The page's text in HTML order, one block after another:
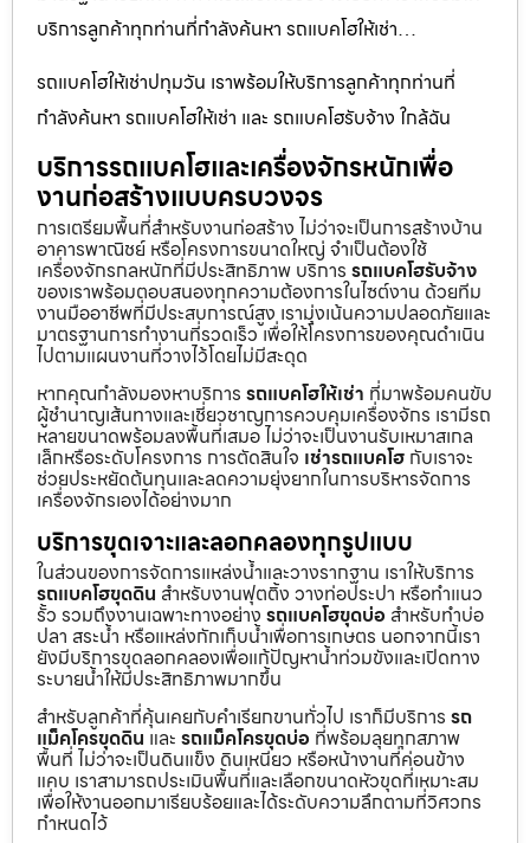
บริการลูกค้าทุกท่านที่กำลังค้นหา รถแบคโฮให้เช่า…
รถแบคโฮให้เช่าปทุมวัน เราพร้อมให้บริการลูกค้าทุกท่านที่
กำลังค้นหา รถแบคโฮให้เช่า และ รถแบคโฮรับจ้าง ใกล้ฉัน
บริการรถแบคโฮและเครื่องจักรหนักเพื่อ
งานก่อสร้างแบบครบวงจร
การเตรียมพื้นที่สำหรับงานก่อสร้าง ไม่ว่าจะเป็นการสร้างบ้าน
อาคารพาณิชย์ หรือโครงการขนาดใหญ่ จำเป็นต้องใช้
เครื่องจักรกลหนักที่มีประสิทธิภาพ บริการ รถแบคโฮรับจ้าง
ของเราพร้อมตอบสนองทุกความต้องการในไซต์งาน ด้วยทีม
งานมืออาชีพที่มีประสบการณ์สูง เรามุ่งเน้นความปลอดภัยและ
มาตรฐานการทำงานที่รวดเร็ว เพื่อให้โครงการของคุณดำเนิน
ไปตามแผนงานที่วางไว้โดยไม่มีสะดุด
หากคุณกำลังมองหาบริการ รถแบคโฮให้เช่า ที่มาพร้อมคนขับ
ผู้ชำนาญเส้นทางและเชี่ยวชาญการควบคุมเครื่องจักร เรามีรถ
หลายขนาดพร้อมลงพื้นที่เสมอ ไม่ว่าจะเป็นงานรับเหมาสเกล
เล็กหรือระดับโครงการ การตัดสินใจ เช่ารถแบคโฮ กับเราจะ
ช่วยประหยัดต้นทุนและลดความยุ่งยากในการบริหารจัดการ
เครื่องจักรเองได้อย่างมาก
บริการขุดเจาะและลอกคลองทุกรูปแบบ
ในส่วนของการจัดการแหล่งน้ำและวางรากฐาน เราให้บริการ
รถแบคโฮขุดดิน สำหรับงานฟุตติ้ง วางท่อประปา หรือทำแนว
รั้ว รวมถึงงานเฉพาะทางอย่าง รถแบคโฮขุดบ่อ สำหรับทำบ่อ
ปลา สระน้ำ หรือแหล่งกักเก็บน้ำเพื่อการเกษตร นอกจากนี้เรา
ยังมีบริการขุดลอกคลองเพื่อแก้ปัญหาน้ำท่วมขังและเปิดทาง
ระบายน้ำให้มีประสิทธิภาพมากขึ้น
สำหรับลูกค้าที่คุ้นเคยกับคำเรียกขานทั่วไป เราก็มีบริการ รถ
แม็คโครขุดดิน และ รถแม็คโครขุดบ่อ ที่พร้อมลุยทุกสภาพ
พื้นที่ ไม่ว่าจะเป็นดินแข็ง ดินเหนียว หรือหน้างานที่ค่อนข้าง
แคบ เราสามารถประเมินพื้นที่และเลือกขนาดหัวขุดที่เหมาะสม
เพื่อให้งานออกมาเรียบร้อยและได้ระดับความลึกตามที่วิศวกร
กำหนดไว้